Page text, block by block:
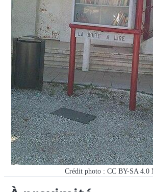
Crédit photo : CC BY-SA 4.0